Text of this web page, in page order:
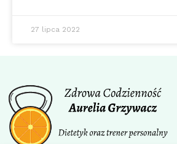
27 lipca 2022